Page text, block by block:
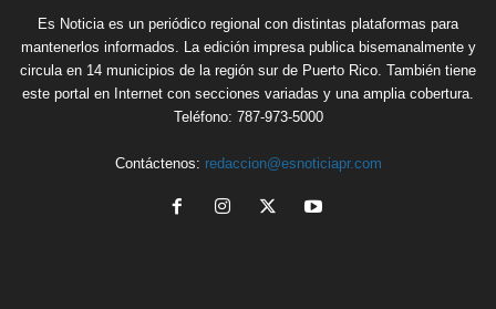
Es Noticia es un periódico regional con distintas plataformas para
mantenerlos informados. La edición impresa publica bisemanalmente y
circula en 14 municipios de la región sur de Puerto Rico. También tiene
este portal en Internet con secciones variadas y una amplia cobertura.
Teléfono: 787-973-5000
Contáctenos: redaccion@esnoticiapr.com